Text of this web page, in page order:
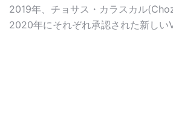
2019年、チョサス・カラスカル
2020年にそれぞれ承認された新しい